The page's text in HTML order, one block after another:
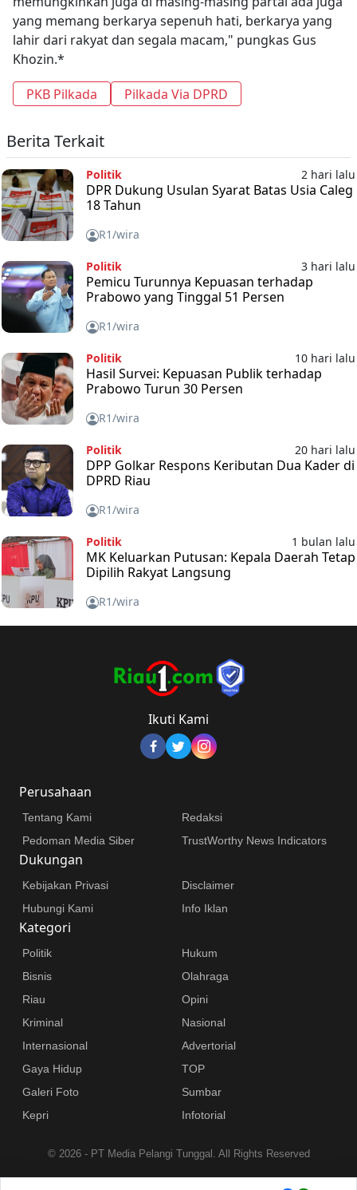
yang memang berkarya sepenuh hati, berkarya yang
lahir dari rakyat dan segala macam," pungkas Gus
Khozin.*
PKB Pilkada
Pilkada Via DPRD
Berita Terkait
Politik 2 hari lalu
DPR Dukung Usulan Syarat Batas Usia Caleg
18 Tahun
R1/wira
Politik 3 hari lalu
Pemicu Turunnya Kepuasan terhadap
Prabowo yang Tinggal 51 Persen
R1/wira
Politik 10 hari lalu
Hasil Survei: Kepuasan Publik terhadap
Prabowo Turun 30 Persen
R1/wira
Politik 20 hari lalu
DPP Golkar Respons Keributan Dua Kader di
DPRD Riau
R1/wira
Politik 1 bulan lalu
MK Keluarkan Putusan: Kepala Daerah Tetap
Dipilih Rakyat Langsung
R1/wira
Ikuti Kami
Perusahaan
Tentang Kami
Redaksi
Pedoman Media Siber
TrustWorthy News Indicators
Dukungan
Kebijakan Privasi
Disclaimer
Hubungi Kami
Info Iklan
Kategori
Politik
Hukum
Bisnis
Olahraga
Riau
Opini
Kriminal
Nasional
Internasional
Advertorial
Gaya Hidup
TOP
Galeri Foto
Sumbar
Kepri
Infotorial
© 2026 - PT Media Pelangi Tunggal. All Rights Reserved